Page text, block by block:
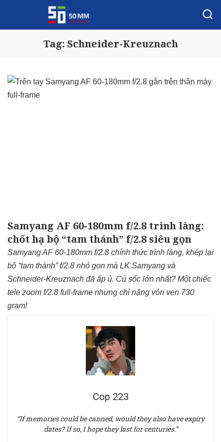
Tag: Schneider-Kreuznach
Samyang AF 60-180mm f/2.8 trình làng:
chốt hạ bộ “tam thánh” f/2.8 siêu gọn
Samyang AF 60-180mm f/2.8 chính thức trình làng, khép lại
bộ “tam thánh” f/2.8 nhỏ gọn mà LK Samyang và
Schneider-Kreuznach đã ấp ủ. Cú sốc lớn nhất? Một chiếc
tele zoom f/2.8 full-frame nhưng chỉ nặng vỏn vẹn 730
gram!
Cop 223
“If memories could be canned, would they also have expiry
dates? If so, I hope they last for centuries.”